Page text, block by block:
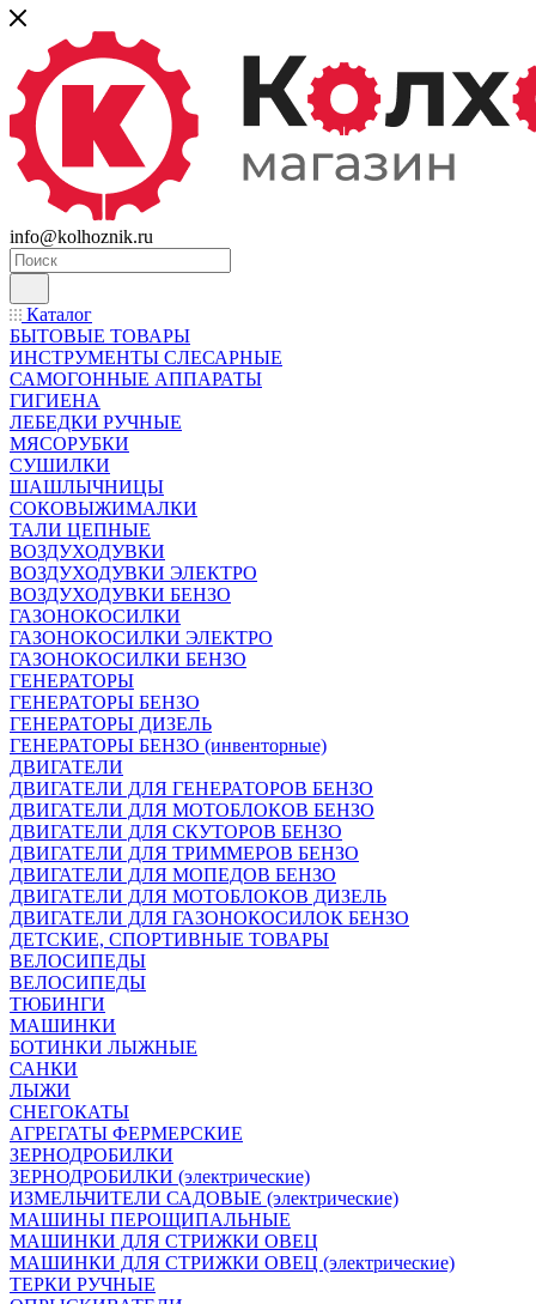
info@kolhoznik.ru
Каталог
БЫТОВЫЕ ТОВАРЫ
ИНСТРУМЕНТЫ СЛЕСАРНЫЕ
САМОГОННЫЕ АППАРАТЫ
ГИГИЕНА
ЛЕБЕДКИ РУЧНЫЕ
МЯСОРУБКИ
СУШИЛКИ
ШАШЛЫЧНИЦЫ
СОКОВЫЖИМАЛКИ
ТАЛИ ЦЕПНЫЕ
ВОЗДУХОДУВКИ
ВОЗДУХОДУВКИ ЭЛЕКТРО
ВОЗДУХОДУВКИ БЕНЗО
ГАЗОНОКОСИЛКИ
ГАЗОНОКОСИЛКИ ЭЛЕКТРО
ГАЗОНОКОСИЛКИ БЕНЗО
ГЕНЕРАТОРЫ
ГЕНЕРАТОРЫ БЕНЗО
ГЕНЕРАТОРЫ ДИЗЕЛЬ
ГЕНЕРАТОРЫ БЕНЗО (инвенторные)
ДВИГАТЕЛИ
ДВИГАТЕЛИ ДЛЯ ГЕНЕРАТОРОВ БЕНЗО
ДВИГАТЕЛИ ДЛЯ МОТОБЛОКОВ БЕНЗО
ДВИГАТЕЛИ ДЛЯ СКУТОРОВ БЕНЗО
ДВИГАТЕЛИ ДЛЯ ТРИММЕРОВ БЕНЗО
ДВИГАТЕЛИ ДЛЯ МОПЕДОВ БЕНЗО
ДВИГАТЕЛИ ДЛЯ МОТОБЛОКОВ ДИЗЕЛЬ
ДВИГАТЕЛИ ДЛЯ ГАЗОНОКОСИЛОК БЕНЗО
ДЕТСКИЕ, СПОРТИВНЫЕ ТОВАРЫ
ВЕЛОСИПЕДЫ
ВЕЛОСИПЕДЫ
ТЮБИНГИ
МАШИНКИ
БОТИНКИ ЛЫЖНЫЕ
САНКИ
ЛЫЖИ
СНЕГОКАТЫ
АГРЕГАТЫ ФЕРМЕРСКИЕ
ЗЕРНОДРОБИЛКИ
ЗЕРНОДРОБИЛКИ (электрические)
ИЗМЕЛЬЧИТЕЛИ САДОВЫЕ (электрические)
МАШИНЫ ПЕРОЩИПАЛЬНЫЕ
МАШИНКИ ДЛЯ СТРИЖКИ ОВЕЦ
МАШИНКИ ДЛЯ СТРИЖКИ ОВЕЦ (электрические)
ТЕРКИ РУЧНЫЕ